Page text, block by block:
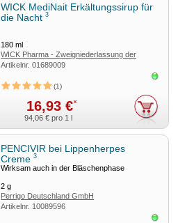
WICK MediNait Erkältungssirup für
die Nacht3
180ml
WICK Pharma - Zweigniederlassung der
Procter & Gamble GmbH
Artikelnr.01689009
1
16,93 €*
94,06 € pro 1 l
PENCIVIR bei Lippenherpes
Creme3
Wirksam auch in der Bläschenphase
2g
Perrigo Deutschland GmbH
Artikelnr. 10089596